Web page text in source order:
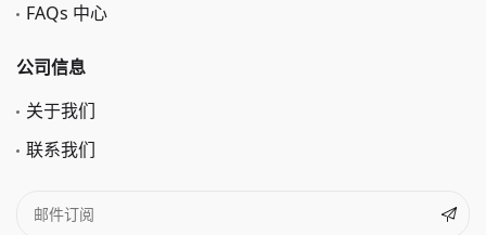
FAQs 中心
公司信息
关于我们
联系我们